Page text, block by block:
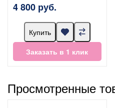
4 800 руб.
Купить
Заказать в 1 клик
Просмотренные